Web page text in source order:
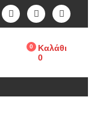
0
Καλάθι
0